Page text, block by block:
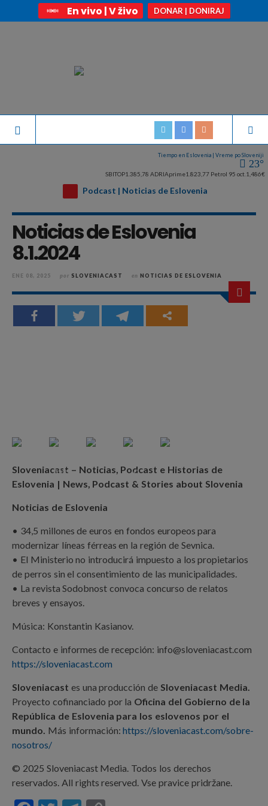
En vivo | V živo DONAR | DONIRAJ
Tiempo en Eslovenia | Vreme po Sloveniji
23°
SBITOP1.385,78 ADRIAprime1.823,77 Petrol 95 oct. 1,486€
Podcast | Noticias de Eslovenia
Noticias de Eslovenia
8.1.2024
ENE 08, 2025 por SLOVENIACAST en NOTICIAS DE ESLOVENIA
Sloveniacast – Noticias, Podcast e Historias de
Eslovenia | News, Podcast & Stories about Slovenia
Noticias de Eslovenia
• 34,5 millones de euros en fondos europeos para
modernizar líneas férreas en la región de Sevnica.
• El Ministerio no introducirá impuesto a los propietarios
de perros sin el consentimiento de las municipalidades.
• La revista Sodobnost convoca concurso de relatos
breves y ensayos.
Música: Konstantin Kasianov.
Contacto e informes de recepción: info@sloveniacast.com
https://sloveniacast.com
Sloveniacast es una producción de Sloveniacast Media.
Proyecto cofinanciado por la Oficina del Gobierno de la
República de Eslovenia para los eslovenos por el
mundo. Más información:https://sloveniacast.com/sobre-
nosotros/
© 2025 Sloveniacast Media. Todos los derechos
reservados. All rights reserved. Vse pravice pridržane.